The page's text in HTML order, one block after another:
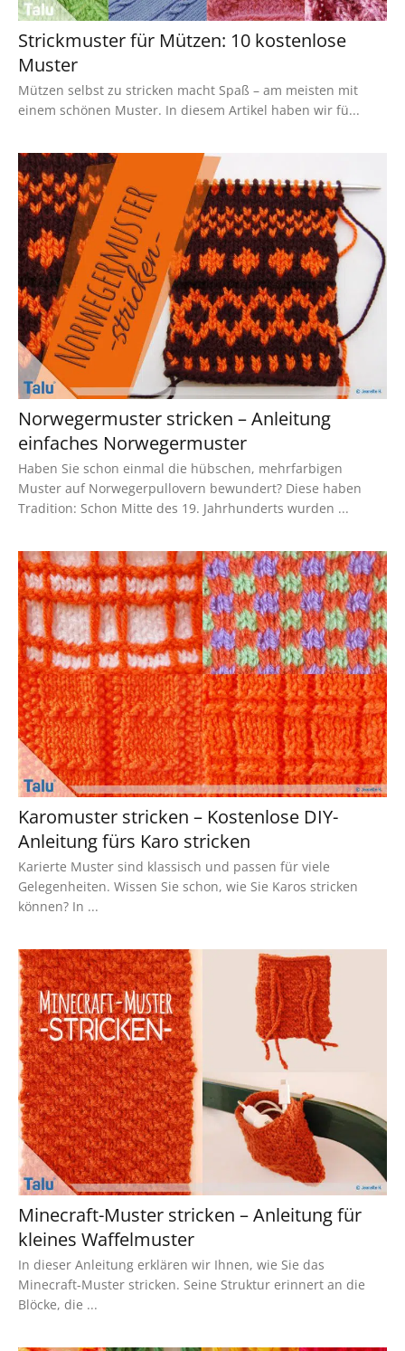
Strickmuster für Mützen: 10 kostenlose
Muster
Mützen selbst zu stricken macht Spaß – am meisten mit
einem schönen Muster. In diesem Artikel haben wir fü...
Norwegermuster stricken – Anleitung
einfaches Norwegermuster
Haben Sie schon einmal die hübschen, mehrfarbigen
Muster auf Norwegerpullovern bewundert? Diese haben
Tradition: Schon Mitte des 19. Jahrhunderts wurden ...
Karomuster stricken – Kostenlose DIY-
Anleitung fürs Karo stricken
Karierte Muster sind klassisch und passen für viele
Gelegenheiten. Wissen Sie schon, wie Sie Karos stricken
können? In ...
Minecraft-Muster stricken – Anleitung für
kleines Waffelmuster
In dieser Anleitung erklären wir Ihnen, wie Sie das
Minecraft-Muster stricken. Seine Struktur erinnert an die
Blöcke, die ...